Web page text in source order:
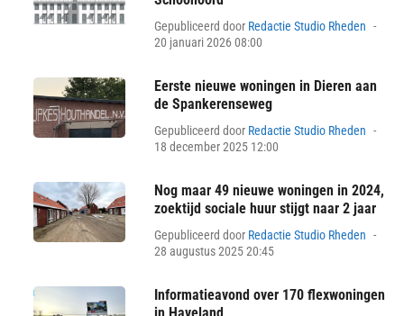
Gepubliceerd door Redactie Studio Rheden
20 januari 2026 08:00
Eerste nieuwe woningen in Dieren aan
de Spankerenseweg
Gepubliceerd door Redactie Studio Rheden
18 december 2025 12:00
Nog maar 49 nieuwe woningen in 2024,
zoektijd sociale huur stijgt naar 2 jaar
Gepubliceerd door Redactie Studio Rheden
28 augustus 2025 20:45
Informatieavond over 170 flexwoningen
in Haveland